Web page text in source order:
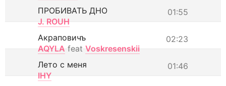
01:55
ПРОБИВАТЬ ДНО
J. ROUH
02:23
Акраповичъ
AQYLA feat Voskresenskii
01:46
Лето с меня
IHY